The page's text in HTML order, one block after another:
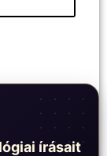
írásait